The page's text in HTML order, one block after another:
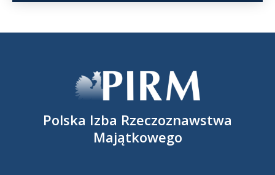
Polska Izba Rzeczoznawstwa
Majątkowego